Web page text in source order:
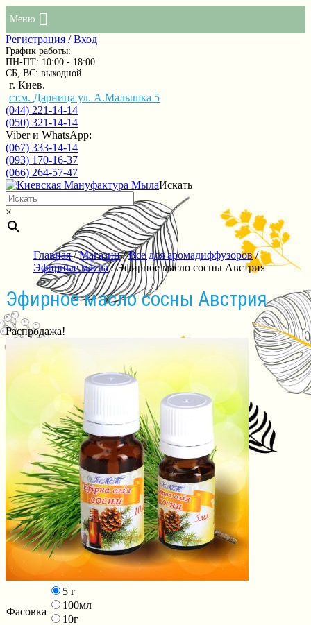
Меню
Регистрация / Вход
График работы:
ПН-ПТ: 10:00 - 18:00
СБ, ВС: выходной
г. Киев.
ст.м. Дарница ул. А.Малышка 5
(044) 221-14-14
(050) 321-14-14
Viber и WhatsApp:
(067) 333-14-14
(093) 170-16-37
(066) 264-57-47
Искать
×
Главная/Магазин/Все для аромадиффузоров/
Эфирные масла/ Эфирное масло сосны Австрия
Эфирное масло сосны Австрия
Распродажа!
Фасовка
5 г
100мл
10г